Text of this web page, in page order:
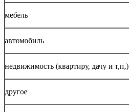
мебель
автомобиль
недвижимость (квартиру, дачу и т,п,)
другое